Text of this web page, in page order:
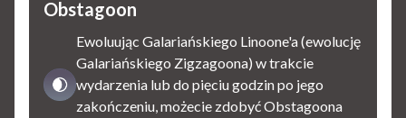
Obstagoon
Ewoluując Galariańskiego Linoone'a (ewolucję
Galariańskiego Zigzagoona) w trakcie
wydarzenia lub do pięciu godzin po jego
zakończeniu, możecie zdobyć Obstagoona